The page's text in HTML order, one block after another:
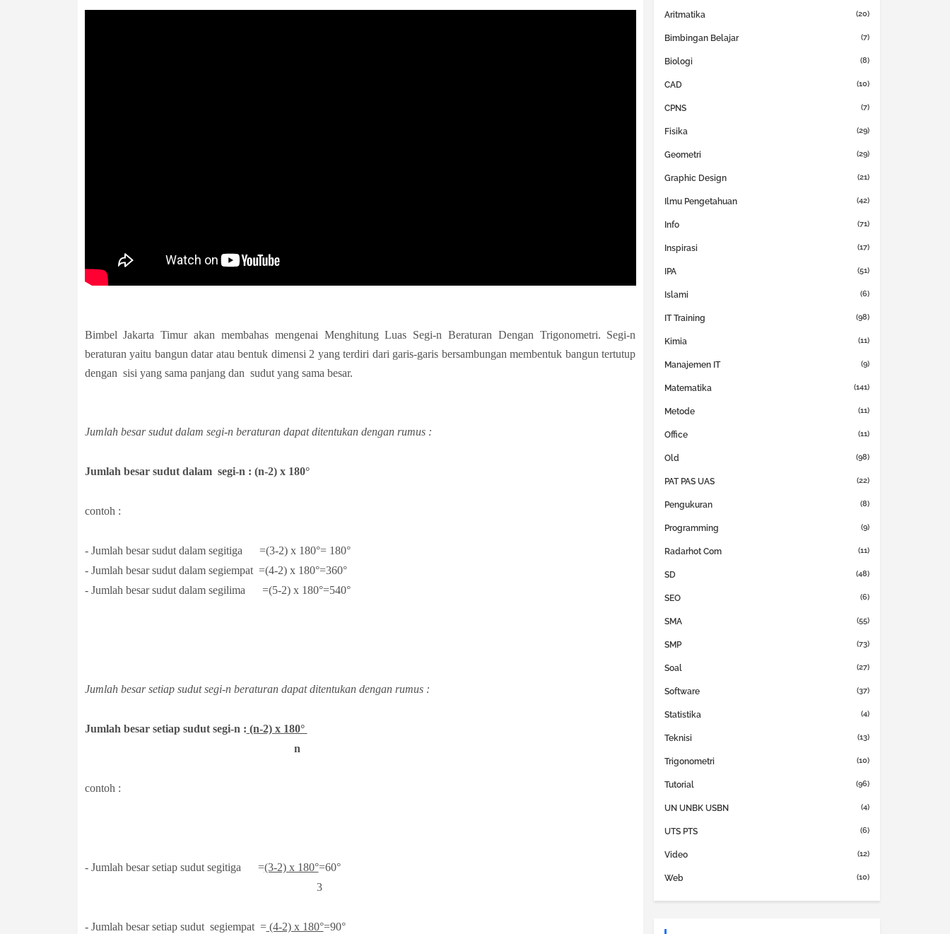
Bimbel Jakarta Timur akan membahas mengenai Menghitung Luas Segi-n Beraturan Dengan Trigonometri. Segi-n
beraturan yaitu bangun datar atau bentuk dimensi 2 yang terdiri dari garis-garis bersambungan membentuk bangun tertutup
dengan sisi yang sama panjang dan sudut yang sama besar.
Jumlah besar sudut dalam segi-n beraturan dapat ditentukan dengan rumus :
Jumlah besar sudut dalam segi-n : (n-2) x 180°
contoh :
- Jumlah besar sudut dalam segitiga =(3-2) x 180°= 180°
- Jumlah besar sudut dalam segiempat =(4-2) x 180°=360°
- Jumlah besar sudut dalam segilima =(5-2) x 180°=540°
Jumlah besar setiap sudut segi-n beraturan dapat ditentukan dengan rumus :
Jumlah besar setiap sudut segi-n : (n-2) x 180°
n
contoh :
- Jumlah besar setiap sudut segitiga =(3-2) x 180°=60°
3
- Jumlah besar setiap sudut segiempat =(4-2) x 180°=90°
Aritmatika (20)
Bimbingan Belajar (7)
Biologi (8)
CAD (10)
CPNS (7)
Fisika (29)
Geometri (29)
Graphic Design (21)
Ilmu Pengetahuan (42)
Info (71)
Inspirasi (17)
IPA (51)
Islami (6)
IT Training (98)
Kimia (11)
Manajemen IT (9)
Matematika (141)
Metode (11)
Office (11)
Old (98)
PAT PAS UAS (22)
Pengukuran (8)
Programming (9)
Radarhot Com (11)
SD (48)
SEO (6)
SMA (55)
SMP (73)
Soal (27)
Software (37)
Statistika (4)
Teknisi (13)
Trigonometri (10)
Tutorial (96)
UN UNBK USBN (4)
UTS PTS (6)
Video (12)
Web (10)